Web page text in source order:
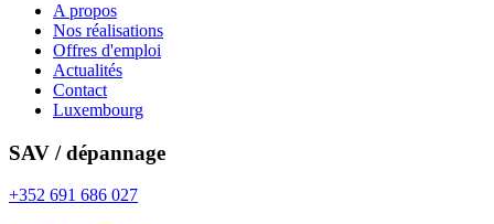
A propos
Nos réalisations
Offres d'emploi
Actualités
Contact
Luxembourg
SAV / dépannage
+352 691 686 027